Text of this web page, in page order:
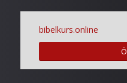
bibelkurs.online